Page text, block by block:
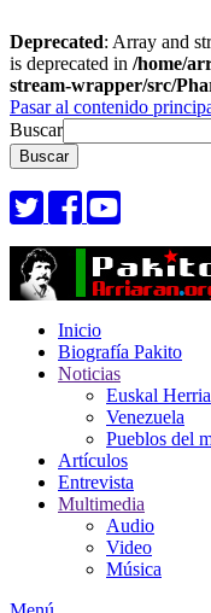
Deprecated: Array and
is deprecated in /home/
stream-wrapper/src/
Pasar al contenido
Buscar
Inicio
Biografía Pakito
Noticias
Euskal Herria
Venezuela
Pueblos del
Artículos
Entrevista
Multimedia
Audio
Video
Música